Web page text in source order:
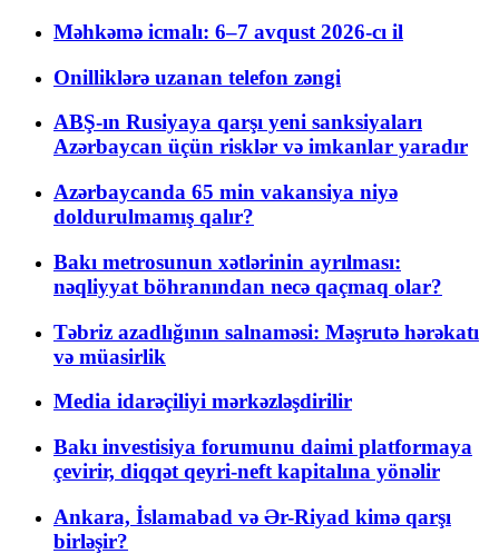
Məhkəmə icmalı: 6–7 avqust 2026-cı il
Onilliklərə uzanan telefon zəngi
ABŞ-ın Rusiyaya qarşı yeni sanksiyaları
Azərbaycan üçün risklər və imkanlar yaradır
Azərbaycanda 65 min vakansiya niyə
doldurulmamış qalır?
Bakı metrosunun xətlərinin ayrılması:
nəqliyyat böhranından necə qaçmaq olar?
Təbriz azadlığının salnaməsi: Məşrutə hərəkatı
və müasirlik
Media idarəçiliyi mərkəzləşdirilir
Bakı investisiya forumunu daimi platformaya
çevirir, diqqət qeyri-neft kapitalına yönəlir
Ankara, İslamabad və Ər-Riyad kimə qarşı
birləşir?